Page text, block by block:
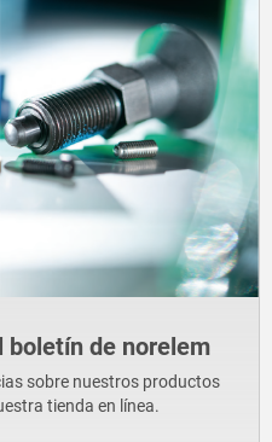
boletín de norelem
sobre nuestros productos
tienda en línea.